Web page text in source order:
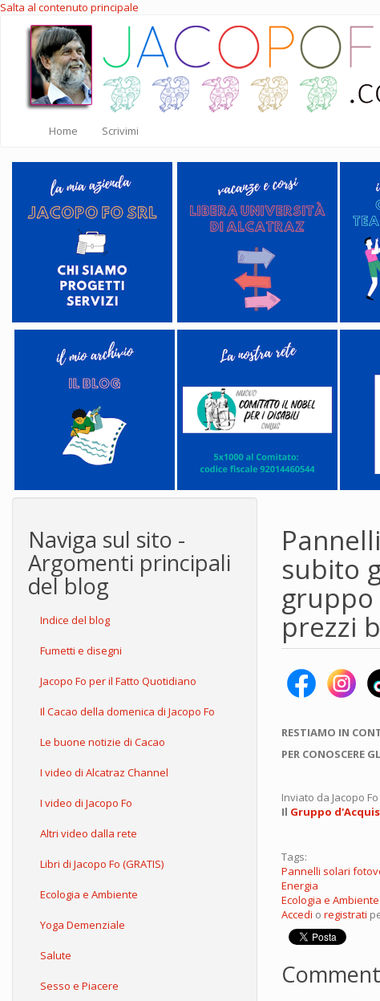
Salta al contenuto principale
Home Scrivimi
Naviga sul sito -
Argomenti principali
del blog
Indice del blog
Fumetti e disegni
Jacopo Fo per il Fatto Quotidiano
Il Cacao della domenica di Jacopo Fo
Le buone notizie di Cacao
I video di Alcatraz Channel
I video di Jacopo Fo
Altri video dalla rete
Libri di Jacopo Fo (GRATIS)
Ecologia e Ambiente
Yoga Demenziale
Salute
Sesso e Piacere
subito
gruppo
prezzi
RESTIAMO IN
PER CONOSCERE
Inviato da Jacopo Fo
Il Gruppo
Tags:
Pannelli solari
Energia
Ecologia e Ambiente
Accedi o registrati